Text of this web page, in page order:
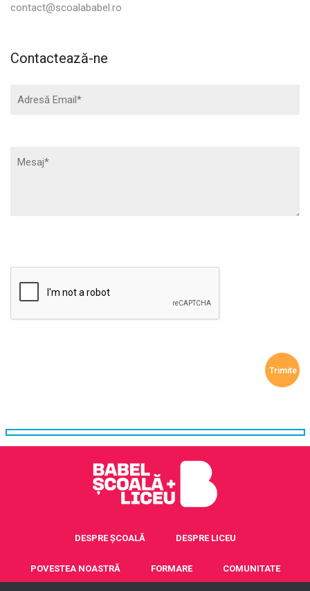
contact@scoalababel.ro
Contactează-ne
DESPRE ȘCOALĂ DESPRE LICEU
POVESTEA NOASTRĂ FORMARE COMUNITATE